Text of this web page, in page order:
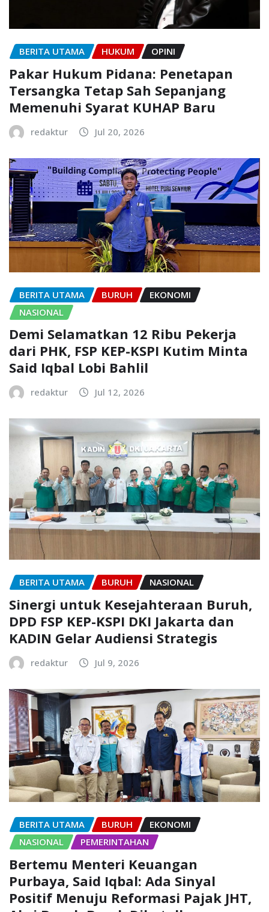
BERITA UTAMA HUKUM OPINI
Pakar Hukum Pidana: Penetapan
Tersangka Tetap Sah Sepanjang
Memenuhi Syarat KUHAP Baru
redaktur Jul 20, 2026
BERITA UTAMA BURUH
EKONOMI
NASIONAL
Demi Selamatkan 12 Ribu Pekerja
dari PHK, FSP KEP-KSPI Kutim Minta
Said Iqbal Lobi Bahlil
redaktur Jul 12, 2026
BERITA UTAMA BURUH NASIONAL
Sinergi untuk Kesejahteraan Buruh,
DPD FSP KEP-KSPI DKI Jakarta dan
KADIN Gelar Audiensi Strategis
redaktur Jul 9, 2026
BERITA UTAMA BURUH
EKONOMI
NASIONAL
PEMERINTAHAN
Bertemu Menteri Keuangan
Purbaya, Said Iqbal: Ada Sinyal
Positif Menuju Reformasi Pajak JHT,